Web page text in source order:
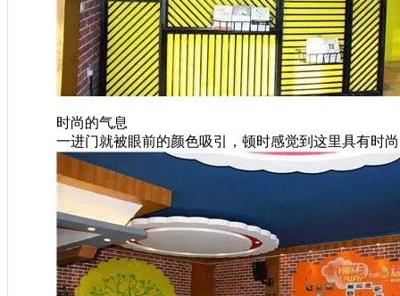
时尚的气息
一进门就被眼前的颜色吸引，顿时感觉到这里具有时尚